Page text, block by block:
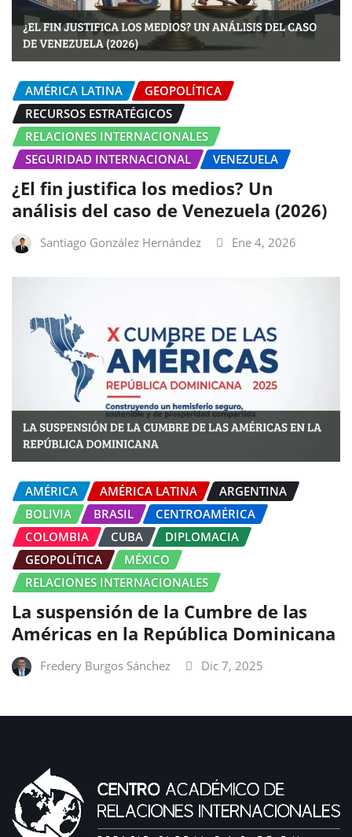
AMÉRICA LATINA
GEOPOLÍTICA
RECURSOS ESTRATÉGICOS
RELACIONES INTERNACIONALES
SEGURIDAD INTERNACIONAL
VENEZUELA
¿El fin justifica los medios? Un
análisis del caso de Venezuela (2026)
Santiago González Hernández Ene 4, 2026
AMÉRICA AMÉRICA LATINA
ARGENTINA
BOLIVIA
BRASIL
CENTROAMÉRICA
COLOMBIA
CUBA
DIPLOMACIA
GEOPOLÍTICA
MÉXICO
RELACIONES INTERNACIONALES
La suspensión de la Cumbre de las
Américas en la República Dominicana
Fredery Burgos Sánchez Dic 7, 2025